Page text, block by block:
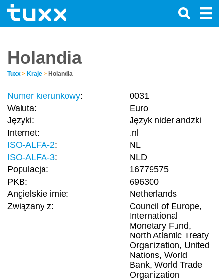
Holandia
Tuxx > Kraje > Holandia
Numer kierunkowy:
0031
Waluta:
Euro
Języki:
Język niderlandzki
Internet:
.nl
ISO-ALFA-2:
NL
ISO-ALFA-3:
NLD
Populacja:
16779575
PKB:
696300
Angielskie imie:
Netherlands
Związany z:
Council of Europe,
International
Monetary Fund,
North Atlantic Treaty
Organization, United
Nations, World
Bank, World Trade
Organization